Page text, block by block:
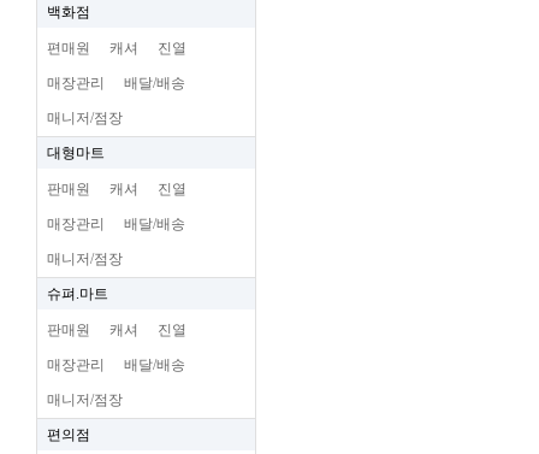
백화점
편매원 캐셔 진열
매장관리 배달/배송
매니저/점장
대형마트
판매원 캐셔 진열
매장관리 배달/배송
매니저/점장
슈펴.마트
판매원 캐셔 진열
매장관리 배달/배송
매니저/점장
편의점